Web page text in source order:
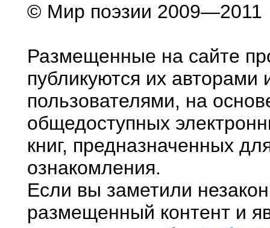
© Мир поэзии 2009—2011
Размещенные на сайте
публикуются их авторами
пользователями, на
общедоступных
книг, предназначенных
ознакомления.
Если вы заметили
размещенный контент и